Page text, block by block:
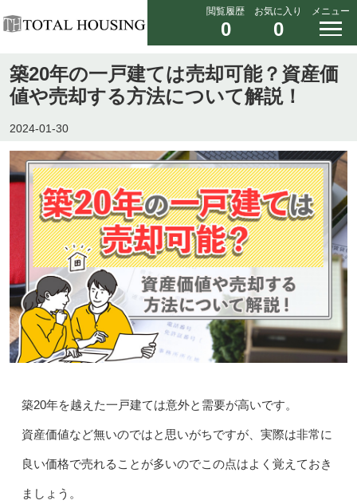
閲覧履歴
0
お気に入り
0
メニュー
築20年の一戸建ては売却可能？資産価
値や売却する方法について解説！
2024-01-30
築20年を越えた一戸建ては意外と需要が高いです。
資産価値など無いのではと思いがちですが、実際は非常に
良い価格で売れることが多いのでこの点はよく覚えておき
ましょう。